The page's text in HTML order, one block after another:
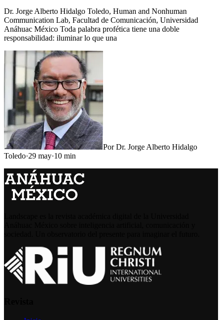
Dr. Jorge Alberto Hidalgo Toledo, Human and Nonhuman
Communication Lab, Facultad de Comunicación, Universidad
Anáhuac México Toda palabra profética tiene una doble
responsabilidad: iluminar lo que una
PorDr. Jorge Alberto Hidalgo
Toledo·29 may·10 min